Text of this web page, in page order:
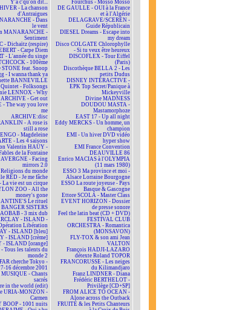
Y'a c'qu'on dit...
- La chanson
d'Antraigues
- Dans
le vent
MANARANCHE -
Sentiment
- Dichaïtz (respire)
- Carpe Diem
- L'année du singe
- 100ème
STONE feat. Snoop
- I wanna thank ya
BANNEVILLE
Quintet - Folksongs
LENNOX - Why
ARCHIVE - Get out
- The way you love
me
ARCHIVE:disc
- A rose is
still a rose
- Magdeleine
- Les 4 saisons
Valentin HAÜY -
de la Fontaine
- Facing
mirrors 2.0
du monde
RED - Je me fâche
La vie est un cirque
ZOO - All the
money's gone
Le rituel
BANGER SISTERS
- 3 mix dub
- ISLAND -
Libération
- ISLAND [bleu]
- ISLAND [crème]
- ISLAND [orange]
Tous les talents du
monde 2
cherche Tokyo -
16 décembre 2001
- Chants
sacrés
in the world (edit)
URIA-MONZON -
Carmen
BOOP - 1001 nuits
Fourchus - Mosso Mosso
DE GAULLE - OUI à la France
et à l'Algérie
DELAGRAVE/SCEREN -
Guide Républicain
DIESEL Dreams - Escape into
my dream
Disco COLGATE Chlorophylle
- Si tu veux être heureux
DISCOFLEX - Tour Eiffel
(Paris)
Discothèque BELLA 2 - Les
petits Dudus
DISNEY INTERACTIVE -
EPK Top Secret/Panique à
Mickeyville
Divine MADNESS
DOUDOU MASTA -
Mastamorphoze
EAST 17 - Up all night
Eddy MERCKS - Un homme, un
champion
EMI - Un hiver DVD vidéo
hyper show
EMI France Convention
DEAUVILLE 86
Enrico MACIAS à l'OLYMPIA
(11 mars 1980)
ESSO 3 Ma province et moi -
Alsace Lorraine Bourgogne
ESSO La route joyeuse - Pays
Basque & Gascogne
Ettore SCOLA - Master Class
EVENT HORIZON - Dossier
de presse sonore
Feel the latin beat (CD + DVD)
FESTIVAL CLUB
ORCHESTRA - Romantica
(MONSAVON)
FLY-TOX & son ami Jean
VALTON
François HADJI-LAZARO
détexte Roland TOPOR
FRANCORUSSE - Les neiges
du Kilimandjaro
Franz LINDNER - Diana
Frédéric BERTHELOT -
Privilège [CD+SP]
FROM ALICE TO OCEAN -
Alone across the Outback
FRUITÉ & les Petits Chanteurs